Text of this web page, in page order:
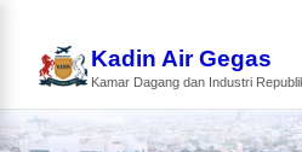
Kadin Air Gegas
Kamar Dagang dan Industri